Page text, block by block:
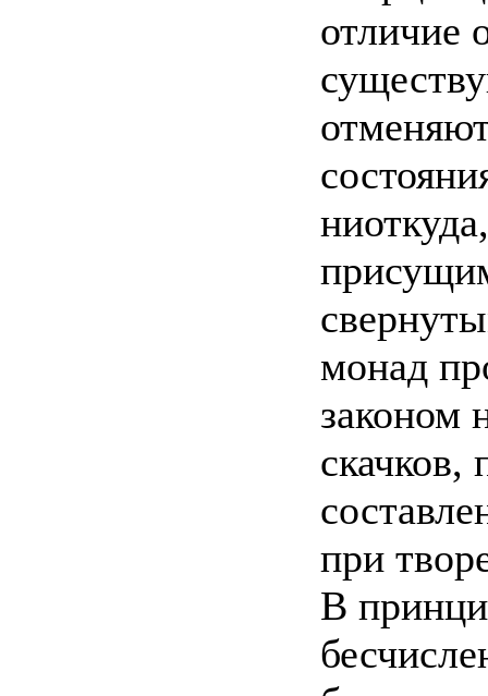
отличие
монад
законом
скачков,
при
В